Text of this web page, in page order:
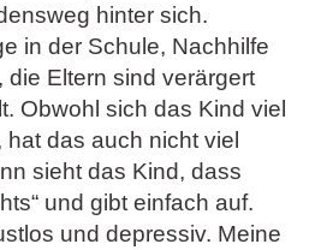
hinter sich.
in der Schule, Nachhilfe
die Eltern sind verärgert
Obwohl sich das Kind viel
das auch nicht viel
sieht das Kind, dass
und gibt einfach auf.
und depressiv. Meine